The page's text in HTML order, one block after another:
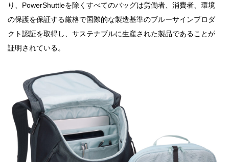
り、PowerShuttleを除くすべてのバッグは労働者、消費者、環境
の保護を保証する厳格で国際的な製造基準のブルーサインプロダ
クト認証を取得し、サステナブルに生産された製品であることが
証明されている。